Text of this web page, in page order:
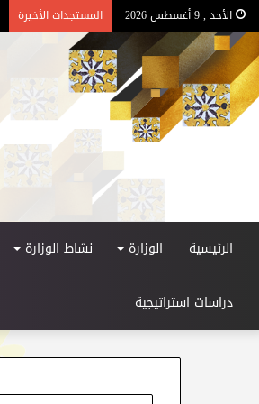
الأحد , 9 أغسطس 2026 المستجدات الأخيرة
الرئيسية الوزارة نشاط الوزارة
دراسات استراتيجية